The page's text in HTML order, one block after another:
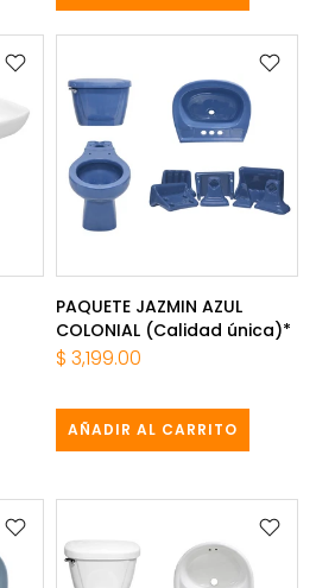
PAQUETE JAZMIN AZUL
COLONIAL (Calidad única)*
$ 3,199.00
AÑADIR AL CARRITO